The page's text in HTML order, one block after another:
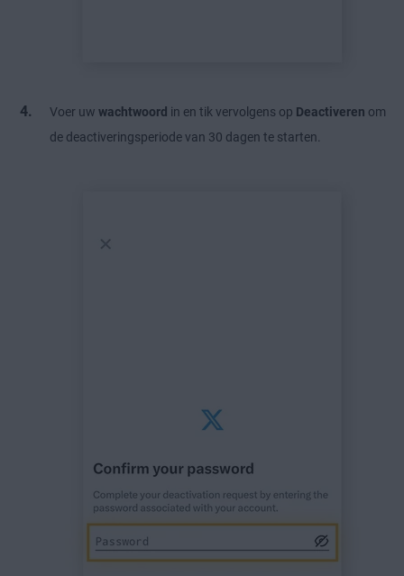
Voer uw wachtwoord in en tik vervolgens op Deactiveren om
de deactiveringsperiode van 30 dagen te starten.